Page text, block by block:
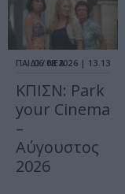
ΠΑΙΔΙ / ΝΕΑ
06.08.2026 | 13.13
ΚΠΙΣΝ: Park
your Cinema
–
Αύγουστος
2026